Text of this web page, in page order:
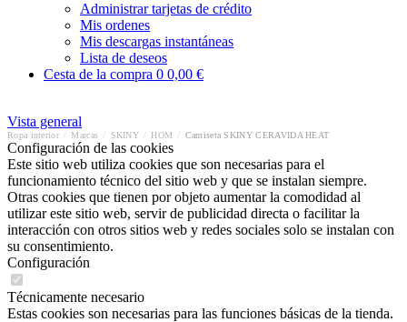
Administrar tarjetas de crédito
Mis ordenes
Mis descargas instantáneas
Lista de deseos
Cesta de la compra 0 0,00 €
Vista general
Ropa interior Marcas SKINY HOM Camiseta SKINY CERAVIDA HEAT
Configuración de las cookies
Este sitio web utiliza cookies que son necesarias para el
funcionamiento técnico del sitio web y que se instalan siempre.
Otras cookies que tienen por objeto aumentar la comodidad al
utilizar este sitio web, servir de publicidad directa o facilitar la
interacción con otros sitios web y redes sociales solo se instalan con
su consentimiento.
Configuración
Técnicamente necesario
Estas cookies son necesarias para las funciones básicas de la tienda.